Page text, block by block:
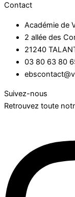
Contact
Académie de
2 allée des
21240
03 80 63 80
Suivez-nous
Retrouvez toute